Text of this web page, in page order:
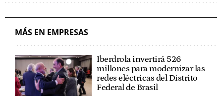
MÁS EN EMPRESAS
Iberdrola invertirá 526
millones para modernizar las
redes eléctricas del Distrito
Federal de Brasil